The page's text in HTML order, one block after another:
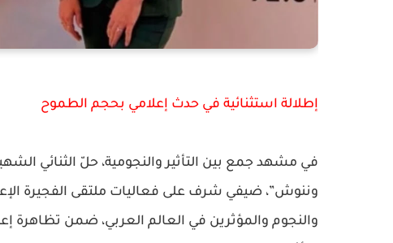
إطلالة استثنائية في حدث إعلامي بحجم الطموح
في مشهد جمع بين التأثير والنجومية، حلّ الثنائي
وننوش”، ضيفي شرف على فعاليات ملتقى الفجيرة
والنجوم والمؤثرين في العالم العربي، ضمن تظاهرة